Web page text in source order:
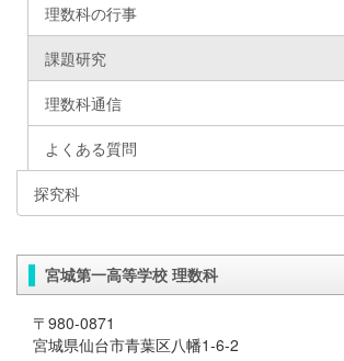
理数科の行事
課題研究
理数科通信
よくある質問
探究科
宮城第一高等学校 理数科
〒980-0871
宮城県仙台市青葉区八幡1-6-2